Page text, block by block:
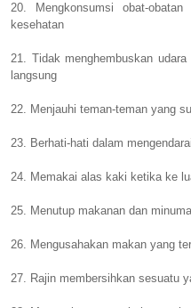
20. Mengkonsumsi obat-
kesehatan
21. Tidak menghembuskan
langsung
22. Menjauhi teman-teman yang
23. Berhati-hati dalam
24. Memakai alas kaki ketika ke
25. Menutup makanan dan
26. Mengusahakan makan yang
27. Rajin membersihkan sesuatu